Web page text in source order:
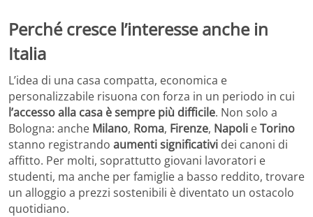
Perché cresce l’interesse anche in
Italia
L’idea di una casa compatta, economica e
personalizzabile risuona con forza in un periodo in cui
l’accesso alla casa è sempre più difficile. Non solo a
Bologna: anche Milano, Roma, Firenze, Napoli eTorino
stanno registrando aumenti significativi dei canoni di
affitto. Per molti, soprattutto giovani lavoratori e
studenti, ma anche per famiglie a basso reddito, trovare
un alloggio a prezzi sostenibili è diventato un ostacolo
quotidiano.